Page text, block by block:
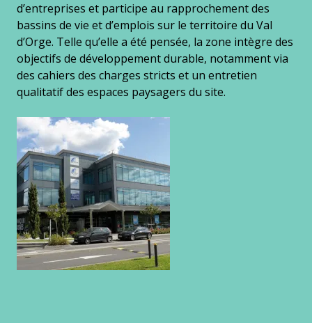
d’entreprises et participe au rapprochement des
bassins de vie et d’emplois sur le territoire du Val
d’Orge. Telle qu’elle a été pensée, la zone intègre des
objectifs de développement durable, notamment via
des cahiers des charges stricts et un entretien
qualitatif des espaces paysagers du site.
Gallery
images